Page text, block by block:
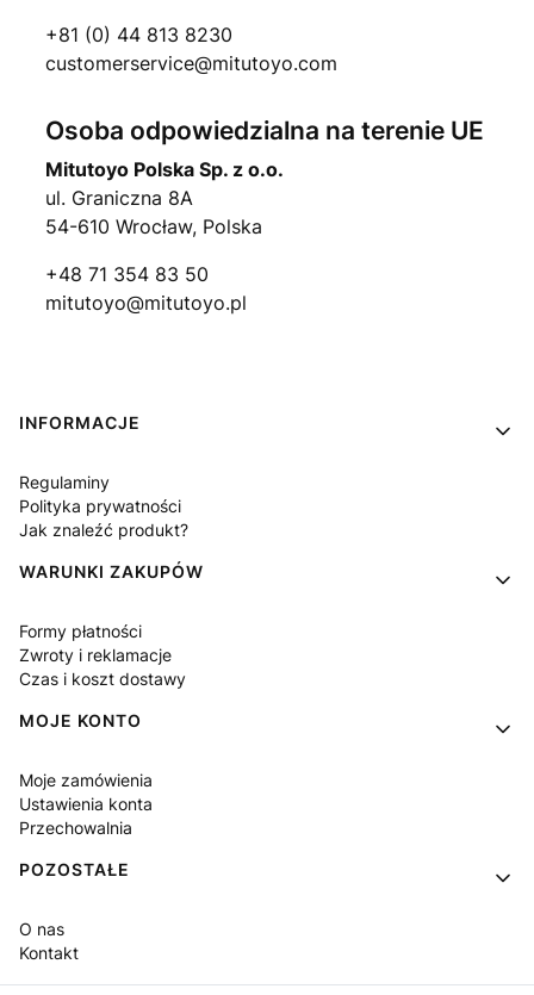
+81 (0) 44 813 8230
customerservice@mitutoyo.com
Osoba odpowiedzialna na terenie UE
Mitutoyo Polska Sp. z o.o.
ul. Graniczna 8A
54-610 Wrocław, Polska
+48 71 354 83 50
mitutoyo@mitutoyo.pl
Linki w stopce
INFORMACJE
Regulaminy
Polityka prywatności
Jak znaleźć produkt?
WARUNKI ZAKUPÓW
Formy płatności
Zwroty i reklamacje
Czas i koszt dostawy
MOJE KONTO
Moje zamówienia
Ustawienia konta
Przechowalnia
POZOSTAŁE
O nas
Kontakt